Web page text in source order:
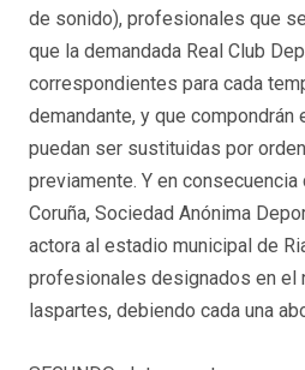
de sonido), profesionales que
que la demandada Real Club
correspondientes para cada
demandante, y que
puedan ser sustituidas por
previamente. Y en
Coruña, Sociedad Anónima
actora al estadio municipal de
profesionales designados en el
laspartes, debiendo cada una